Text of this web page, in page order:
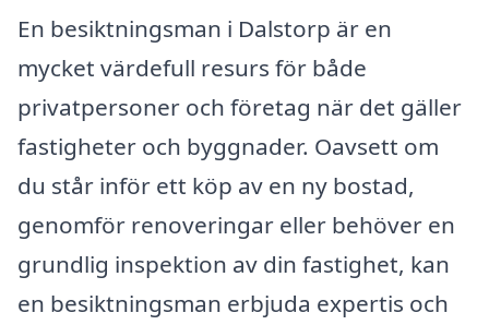
En besiktningsman i Dalstorp är en
mycket värdefull resurs för både
privatpersoner och företag när det gäller
fastigheter och byggnader. Oavsett om
du står inför ett köp av en ny bostad,
genomför renoveringar eller behöver en
grundlig inspektion av din fastighet, kan
en besiktningsman erbjuda expertis och